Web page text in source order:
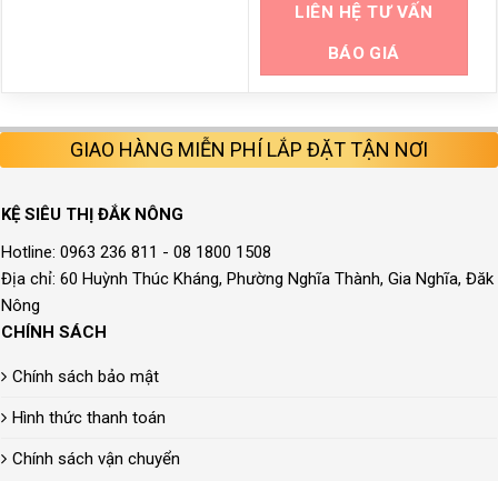
LIÊN HỆ TƯ VẤN
BÁO GIÁ
GIAO HÀNG MIỄN PHÍ LẮP ĐẶT TẬN NƠI
KỆ SIÊU THỊ ĐẮK NÔNG
Hotline: 0963 236 811 - 08 1800 1508
Địa chỉ: 60 Huỳnh Thúc Kháng, Phường Nghĩa Thành, Gia Nghĩa, Đăk
Nông
CHÍNH SÁCH
Chính sách bảo mật
Hình thức thanh toán
Chính sách vận chuyển